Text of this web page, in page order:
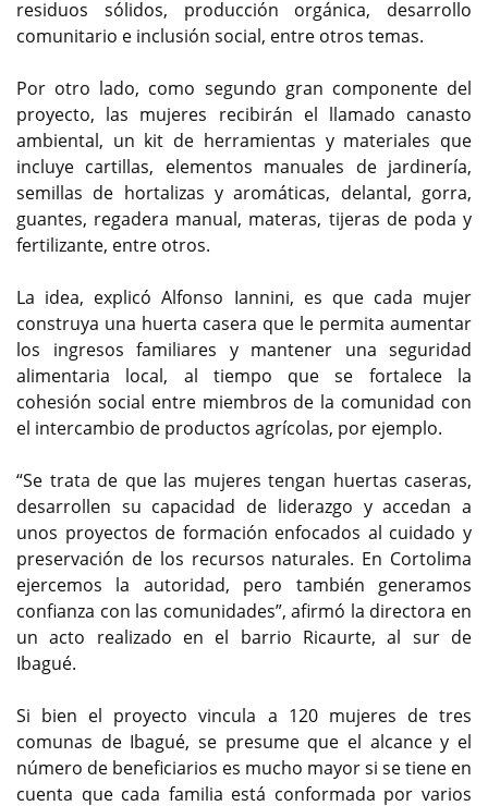
residuos sólidos, producción orgánica, desarrollo
comunitario e inclusión social, entre otros temas.
Por otro lado, como segundo gran componente del
proyecto, las mujeres recibirán el llamado canasto
ambiental, un kit de herramientas y materiales que
incluye cartillas, elementos manuales de jardinería,
semillas de hortalizas y aromáticas, delantal, gorra,
guantes, regadera manual, materas, tijeras de poda y
fertilizante, entre otros.
La idea, explicó Alfonso Iannini, es que cada mujer
construya una huerta casera que le permita aumentar
los ingresos familiares y mantener una seguridad
alimentaria local, al tiempo que se fortalece la
cohesión social entre miembros de la comunidad con
el intercambio de productos agrícolas, por ejemplo.
“Se trata de que las mujeres tengan huertas caseras,
desarrollen su capacidad de liderazgo y accedan a
unos proyectos de formación enfocados al cuidado y
preservación de los recursos naturales. En Cortolima
ejercemos la autoridad, pero también generamos
confianza con las comunidades”, afirmó la directora en
un acto realizado en el barrio Ricaurte, al sur de
Ibagué.
Si bien el proyecto vincula a 120 mujeres de tres
comunas de Ibagué, se presume que el alcance y el
número de beneficiarios es mucho mayor si se tiene en
cuenta que cada familia está conformada por varios